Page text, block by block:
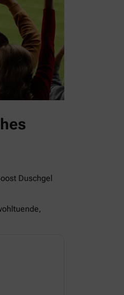
Duschgel